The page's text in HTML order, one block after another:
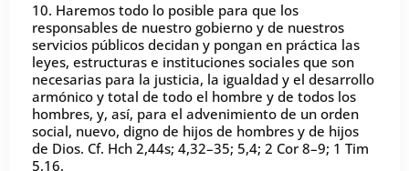
10. Haremos todo lo posible para que los
responsables de nuestro gobierno y de nuestros
servicios públicos decidan y pongan en práctica las
leyes, estructuras e instituciones sociales que son
necesarias para la justicia, la igualdad y el desarrollo
armónico y total de todo el hombre y de todos los
hombres, y, así, para el advenimiento de un orden
social, nuevo, digno de hijos de hombres y de hijos
de Dios. Cf. Hch 2,44s; 4,32–35; 5,4; 2 Cor 8–9; 1 Tim
5,16.